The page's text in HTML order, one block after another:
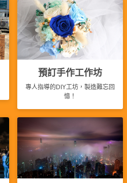
預訂手作工作坊
專人指導的DIY工坊，製造難忘回
憶！